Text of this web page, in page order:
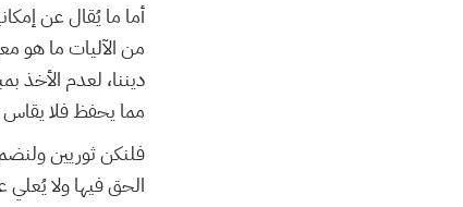
أما ما يُقال عن
من الآليات ما هو
ديننا، لعدم
مما يحفظ فلا يقاس
فلنكن ثوريين
الحق فيها ولا يُعلي